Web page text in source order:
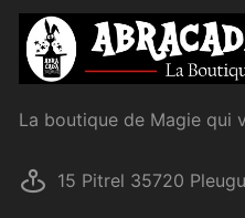
La boutique de Magie qui
15 Pitrel 35720